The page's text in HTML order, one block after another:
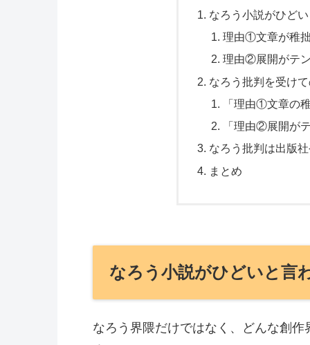
なろう小説がひど
理由①文章が稚
理由②展開がテ
なろう批判を受け
「理由①文章の
「理由②展開が
なろう批判は出版
まとめ
なろう小説がひどいと言
なろう界隈だけではなく、どんな創